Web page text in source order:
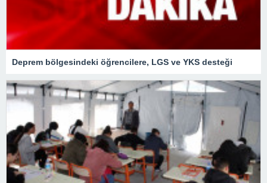
Deprem bölgesindeki öğrencilere, LGS ve YKS desteği